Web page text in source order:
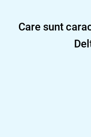
Care sunt